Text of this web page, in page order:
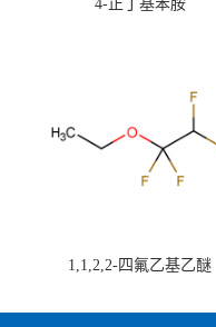
4-正丁基苯胺
1,1,2,2-四氟乙基乙醚